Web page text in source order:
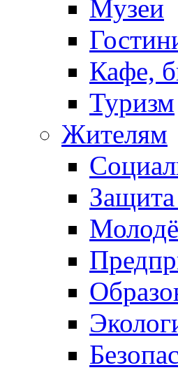
Музеи
Кафе,
Туризм
Жителям